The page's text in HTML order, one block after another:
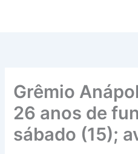
Grêmio
26 anos de
sábado (15);